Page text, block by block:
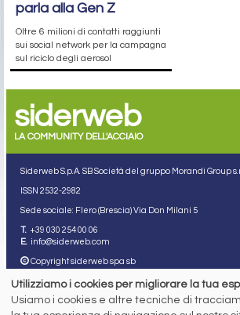
parla alla Gen Z
Oltre 6 milioni di contatti raggiunti
sui social network per la campagna
sul riciclo degli aerosol
siderweb
LA COMMUNITY DELL'ACCIAIO
Siderweb S.p.A. SB Società del gruppo Morandi Group
ISSN 2532-2982
Sede sociale: Flero (Brescia) Via Don Milani 5
T. +39 030 254 00 06
E. info@siderweb.com
Copyright siderweb spa sb
Privacy policy
Utilizziamo i cookies per migliorare la tua
Usiamo i cookies e altre tecniche di